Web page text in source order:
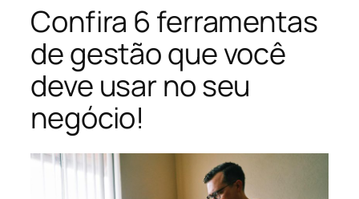
Confira 6 ferramentas
de gestão que você
deve usar no seu
negócio!